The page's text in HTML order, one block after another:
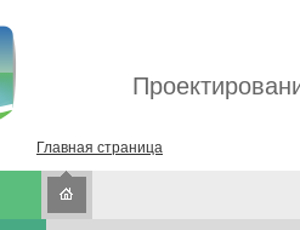
Главная страница